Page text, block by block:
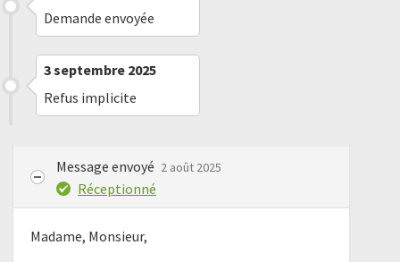
Demande envoyée
3 septembre 2025
Refus implicite
Message envoyé 2 août 2025
Réceptionné
Madame, Monsieur,